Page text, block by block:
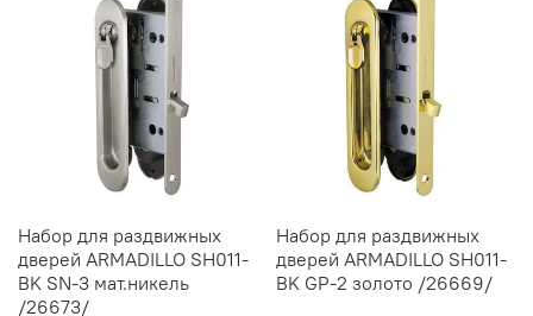
Набор для раздвижных
дверей ARMADILLO SH011-
BK SN-3 мат.никель
/26673/
Набор для раздвижных
дверей ARMADILLO SH011-
BK GP-2 золото /26669/